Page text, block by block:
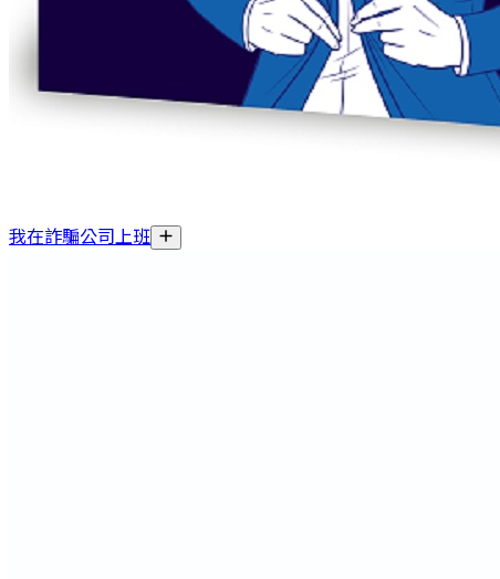
我在詐騙公司上班